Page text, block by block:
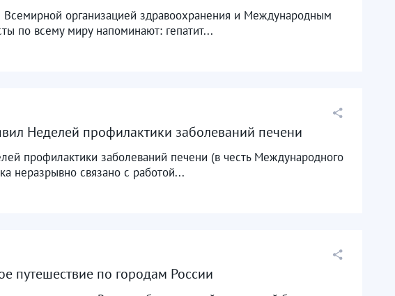
организацией здравоохранения и Международным
по всему миру напоминают: гепатит...
Неделей профилактики заболеваний печени
профилактики заболеваний печени (в честь Международного
неразрывно связано с работой...
путешествие по городам России